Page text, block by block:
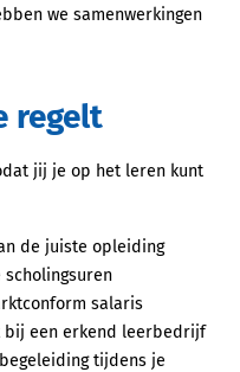
we samenwerkingen
regelt
jij je op het leren kunt
de juiste opleiding
salaris
bij een erkend leerbedrijf
tijdens je